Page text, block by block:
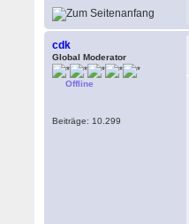
cdk
Global Moderator
Offline
Beiträge: 10.299